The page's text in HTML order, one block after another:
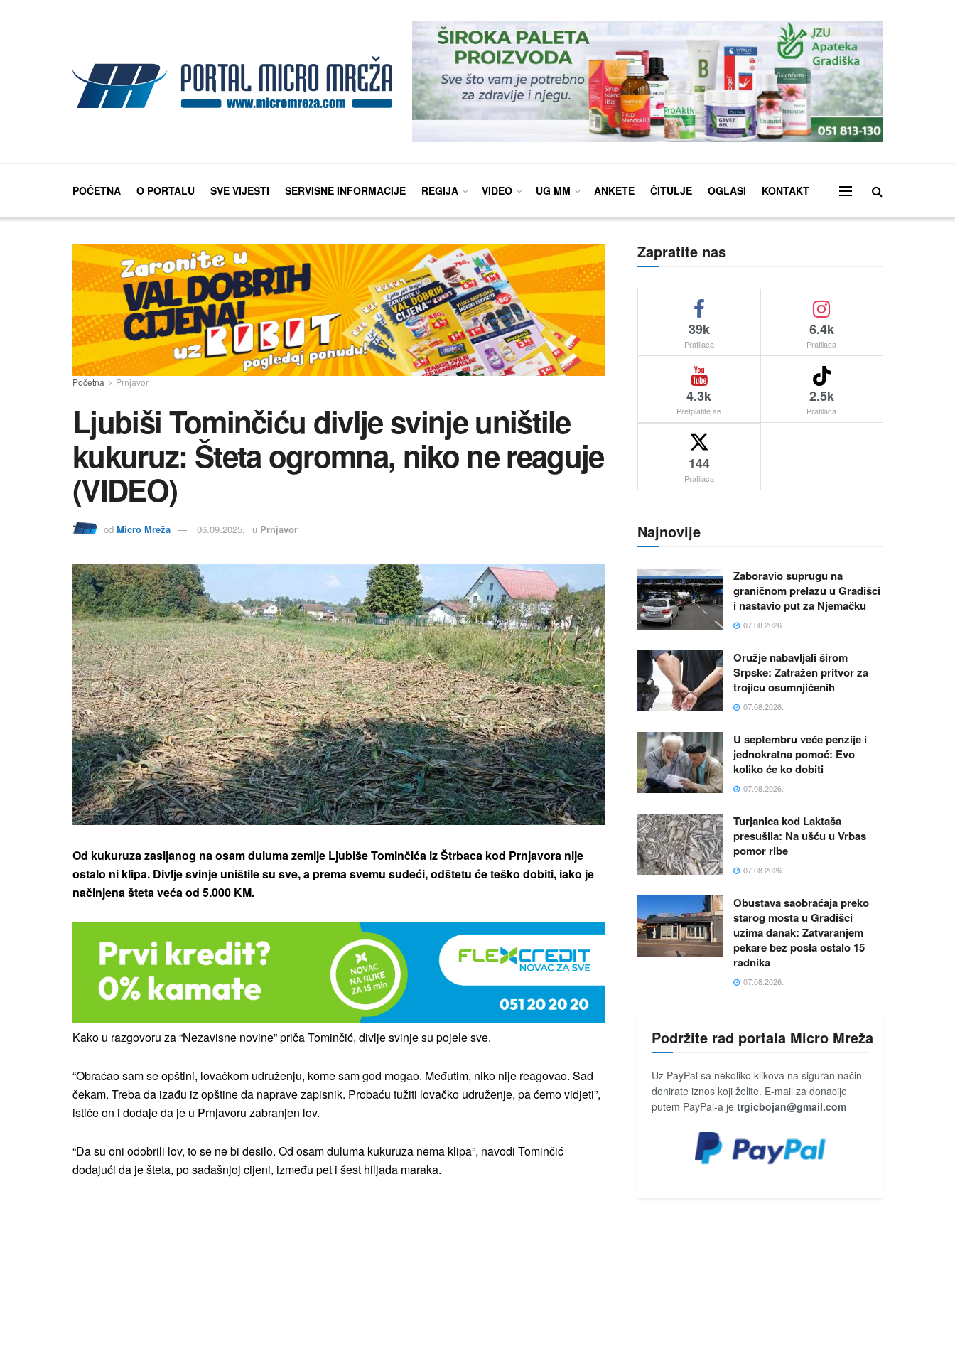
POČETNA O PORTALU SVE VIJESTI SERVISNE INFORMACIJE REGIJA VIDEO UG MM ANKETE ČITULJE OGLASI KONTAKT
Početna Prnjavor
Ljubiši Tominčiću divlje svinje uništile
kukuruz: Šteta ogromna, niko ne reaguje
(VIDEO)
od Micro Mreža 06.09.2025. u Prnjavor
Od kukuruza zasijanog na osam duluma zemlje Ljubiše Tominčića iz Štrbaca kod Prnjavora nije
ostalo ni klipa. Divlje svinje uništile su sve, a prema svemu sudeći, odštetu će teško dobiti, iako je
načinjena šteta veća od 5.000 KM.
Kako u razgovoru za “Nezavisne novine” priča Tominčić, divlje svinje su pojele sve.
“Obraćao sam se opštini, lovačkom udruženju, kome sam god mogao. Međutim, niko nije reagovao. Sad
čekam. Treba da izađu iz opštine da naprave zapisnik. Probaću tužiti lovačko udruženje, pa ćemo vidjeti”,
ističe on i dodaje da je u Prnjavoru zabranjen lov.
“Da su oni odobrili lov, to se ne bi desilo. Od osam duluma kukuruza nema klipa”, navodi Tominčić
dodajući da je šteta, po sadašnjoj cijeni, između pet i šest hiljada maraka.
Zapratite nas
39k
Pratilaca
6.4k
Pratilaca
4.3k
Pretplatite se
2.5k
Pratilaca
144
Pratilaca
Najnovije
Zaboravio suprugu na
graničnom prelazu u Gradišci
i nastavio put za Njemačku
07.08.2026.
Oružje nabavljali širom
Srpske: Zatražen pritvor za
trojicu osumnjičenih
07.08.2026.
U septembru veće penzije i
jednokratna pomoć: Evo
koliko će ko dobiti
07.08.2026.
Turjanica kod Laktaša
presušila: Na ušću u Vrbas
pomor ribe
07.08.2026.
Obustava saobraćaja preko
starog mosta u Gradišci
uzima danak: Zatvaranjem
pekare bez posla ostalo 15
radnika
07.08.2026.
Podržite rad portala Micro Mreža
Uz PayPal sa nekoliko klikova na siguran način
donirate iznos koji želite. E-mail za donacije
putem PayPal-a je trgicbojan@gmail.com